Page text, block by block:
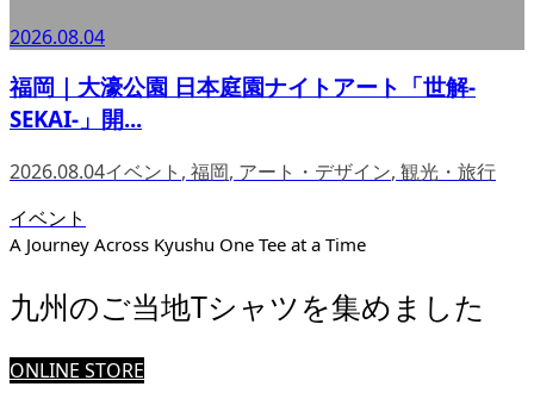
2026.08.04
福岡｜大濠公園 日本庭園ナイトアート「世解-
SEKAI-」開...
2026.08.04イベント , 福岡, アート・デザイン, 観光・旅行
イベント
A Journey Across Kyushu One Tee at a Time
九州のご当地Tシャツを集めました
ONLINE STORE